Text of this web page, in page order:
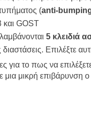
(anti-
GOST
5 κλειδιά
διαστάσεις. Επιλέξτε
για το πως να
μια μικρή επιβάρυνση ο